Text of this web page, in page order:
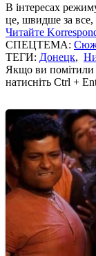
В інтересах
це, швидше за все,
Читайте
СПЕЦТЕМА:
ТЕГИ: Донецк,
Якщо ви помітили
натисніть Ctrl +